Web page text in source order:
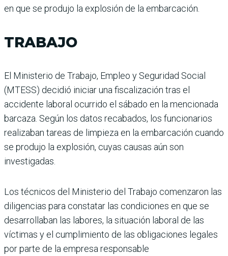
en que se produjo la explosión de la embarcación.
TRABAJO
El Ministerio de Trabajo, Empleo y Seguridad Social
(MTESS) decidió iniciar una fiscalización tras el
accidente laboral ocurrido el sábado en la mencionada
barcaza. Según los datos recabados, los funcionarios
realizaban tareas de limpieza en la embarcación cuando
se produjo la explosión, cuyas causas aún son
investigadas.
Los técnicos del Ministerio del Trabajo comenzaron las
diligencias para constatar las condiciones en que se
desarrollaban las labores, la situación laboral de las
víctimas y el cumplimiento de las obligaciones legales
por parte de la empresa responsable